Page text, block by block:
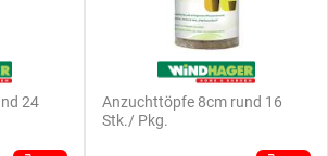
24
Anzuchttöpfe 8cm rund 16
Stk./ Pkg.